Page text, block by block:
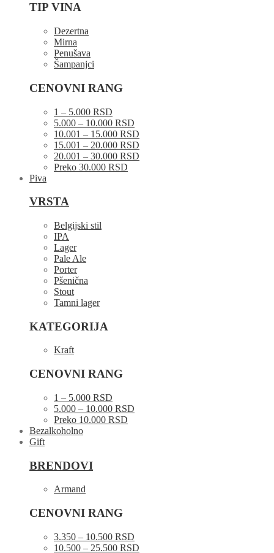
TIP VINA
Dezertna
Mirna
Penušava
Šampanjci
CENOVNI RANG
1 – 5.000 RSD
5.000 – 10.000 RSD
10.001 – 15.000 RSD
15.001 – 20.000 RSD
20.001 – 30.000 RSD
Preko 30.000 RSD
Piva
VRSTA
Belgijski stil
IPA
Lager
Pale Ale
Porter
Pšenična
Stout
Tamni lager
KATEGORIJA
Kraft
CENOVNI RANG
1 – 5.000 RSD
5.000 – 10.000 RSD
Preko 10.000 RSD
Bezalkoholno
Gift
BRENDOVI
Armand
CENOVNI RANG
3.350 – 10.500 RSD
10.500 – 25.500 RSD